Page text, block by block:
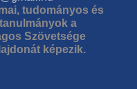
tudományos és
a
Szövetsége
képezik.